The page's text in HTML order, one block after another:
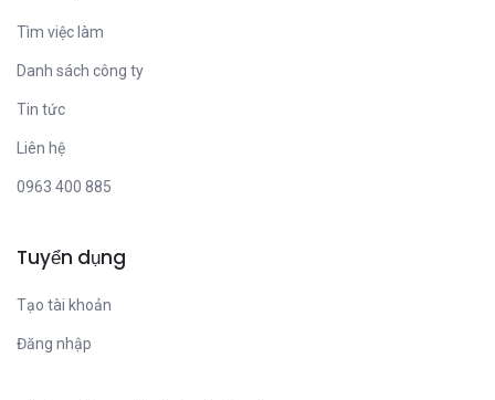
Tìm việc làm
Danh sách công ty
Tin tức
Liên hệ
0963 400 885
Tuyển dụng
Tạo tài khoản
Đăng nhập